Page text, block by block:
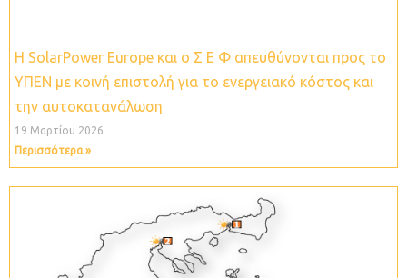
Η SolarPower Europe και ο Σ Ε Φ απευθύνονται προς το
ΥΠΕΝ με κοινή επιστολή για το ενεργειακό κόστος και
την αυτοκατανάλωση
19 Μαρτίου 2026
Περισσότερα »